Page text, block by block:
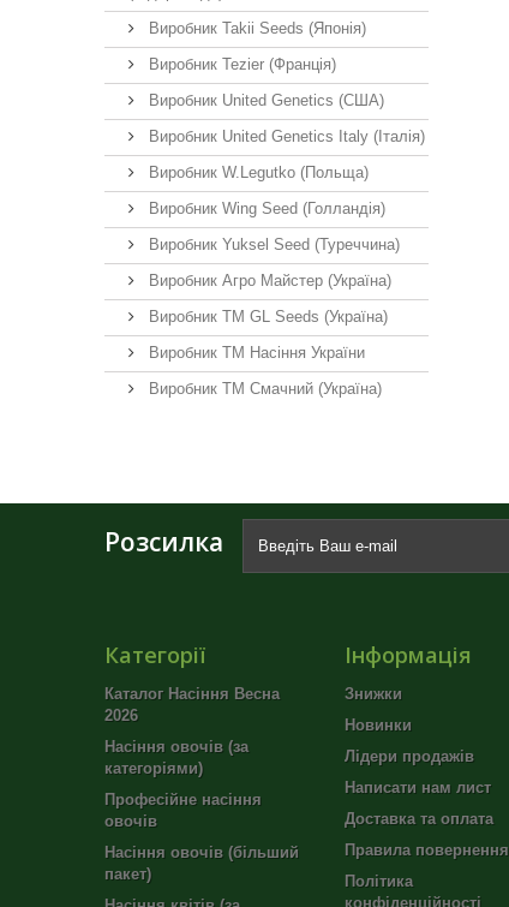
Виробник Takii Seeds (Японія)
Виробник Tezier (Франція)
Виробник United Genetics (США)
Виробник United Genetics Italy (Італія)
Виробник W.Legutko (Польща)
Виробник Wing Seed (Голландія)
Виробник Yuksel Seed (Туреччина)
Виробник Агро Майстер (Україна)
Виробник ТМ GL Seeds (Україна)
Виробник ТМ Насіння України
Виробник ТМ Смачний (Україна)
Розсилка
Категорії
Каталог Насіння Весна
2026
Насіння овочів (за
категоріями)
Професійне насіння
овочів
Насіння овочів (більший
пакет)
Інформація
Знижки
Новинки
Лідери продажів
Написати нам лист
Доставка та оплата
Правила повернення
Політика
конфіденційності